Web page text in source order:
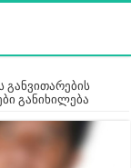
განვითარების
განიხილება